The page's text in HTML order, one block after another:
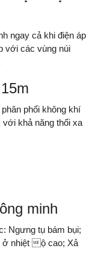
ngay cả khi điện áp
với các vùng núi
phối không khí
với khả năng thổi xa
minh
Ngưng tụ bám bụi;
ở nhiệt ộ cao; Xả